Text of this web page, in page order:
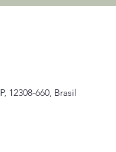
12308-660, Brasil